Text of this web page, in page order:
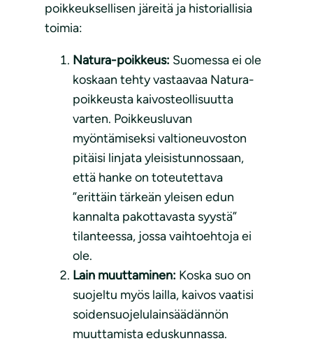
poikkeuksellisen järeitä ja historiallisia
toimia:
Natura-poikkeus: Suomessa ei ole
koskaan tehty vastaavaa Natura-
poikkeusta kaivosteollisuutta
varten. Poikkeusluvan
myöntämiseksi valtioneuvoston
pitäisi linjata yleisistunnossaan,
että hanke on toteutettava
”erittäin tärkeän yleisen edun
kannalta pakottavasta syystä”
tilanteessa, jossa vaihtoehtoja ei
ole.
Lain muuttaminen: Koska suo on
suojeltu myös lailla, kaivos vaatisi
soidensuojelulainsäädännön
muuttamista eduskunnassa.